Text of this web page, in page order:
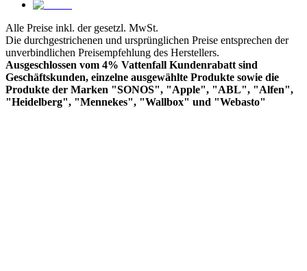
Alle Preise inkl. der gesetzl. MwSt.
Die durchgestrichenen und ursprünglichen Preise entsprechen der
unverbindlichen Preisempfehlung des Herstellers.
Ausgeschlossen vom 4% Vattenfall Kundenrabatt sind
Geschäftskunden, einzelne ausgewählte Produkte sowie die
Produkte der Marken "SONOS", "Apple", "ABL", "Alfen",
"Heidelberg", "Mennekes", "Wallbox" und "Webasto"